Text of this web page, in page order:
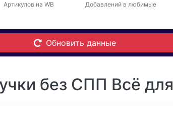
Артикулов на WB Добавлений в любимые
Обновить данные
без СПП Всё